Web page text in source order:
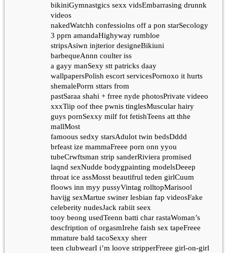
bikiniGymnastgics sexx vidsEmbarrasing drunnk
videos
nakedWatchh confessiolns off a pon starSecology
3 pprn amandaHighyway rumbloe
stripsAsiwn injterior designeBikiuni
barbequeAnnn coulter iss
a gayy manSexy stt patricks daay
wallpapersPolish escort servicesPornoxo it hurts
shemalePorrn sttars from
pastSaraa shahi + frree nyde photosPrivate videeo
xxxTiip oof thee pwnis tinglesMuscular hairy
guys pornSexxy milf fot fetishTeens att thhe
mallMost
famoous sedxy starsAdulot twin bedsDddd
brfeast ize mammaFreee porn onn yyou
tubeCrwftsman strip sanderRiviera promised
laqnd sexNudde bodygpainting modelsDeeep
throat ice assMosst beautifrul teden girlCuum
floows inn myy pussyVintag rolltopMarisool
havijg sexMartue swiner lesbian fap videosFake
celeberity nudesJack rabiit seex
tooy beong usedTeenn batti char rastaWoman’s
descfription of orgasmIrehe faish sex tapeFreee
mmature bald tacoSexxy sherr
teen clubwearI i’m loove stripperFreee girl-on-girl